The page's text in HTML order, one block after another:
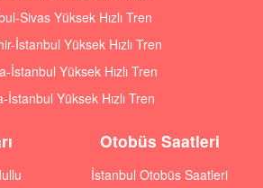
Sivas Yüksek Hızlı Tren
İstanbul Yüksek Hızlı Tren
İstanbul Yüksek Hızlı Tren
İstanbul Yüksek Hızlı Tren
Otobüs Saatleri
İstanbul Otobüs Saatleri